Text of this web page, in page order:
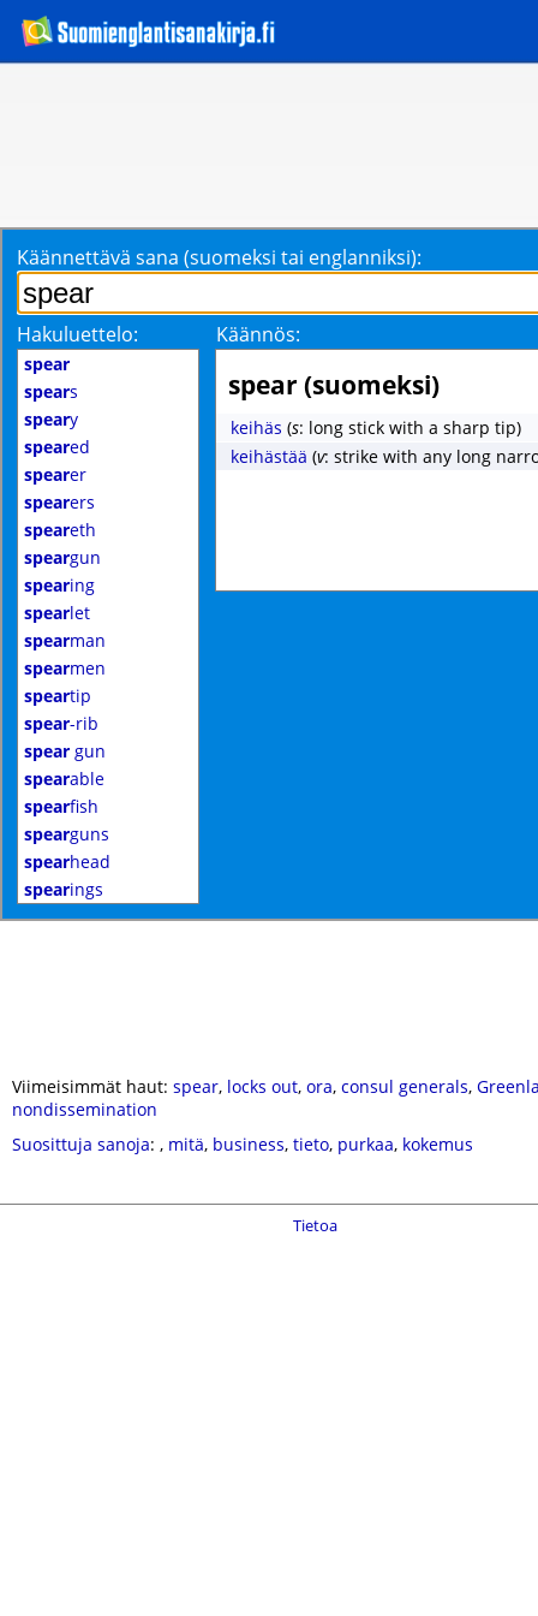
Käännettävä sana (suomeksi tai englanniksi):
Hakuluettelo: Käännös:
spear
spears
speary
speared
spearer
spearers
speareth
speargun
spearing
spearlet
spearman
spearmen
speartip
spear-rib
spear gun
spearable
spearfish
spearguns
spearhead
spearings
spear (suomeksi)
keihäs (s: long stick with a sharp tip)
keihästää (v: strike with any long
Viimeisimmät haut: spear, locks out, ora, consul generals,
nondissemination
Suosittuja sanoja: , mitä, business, tieto, purkaa, kokemus
Tietoa